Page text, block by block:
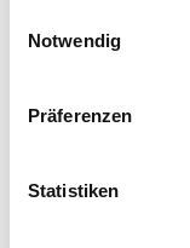
Notwendig
Präferenzen
Statistiken